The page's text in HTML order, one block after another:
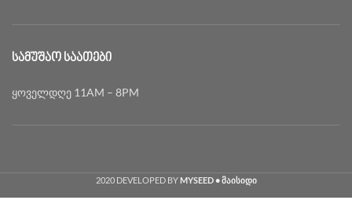
ᲡᲐᲛᲣᲨᲐᲝ ᲡᲐᲐᲗᲔᲑᲘ
ყოველდღე 11AM – 8PM
2020 DEVELOPED BYMYSEED • მაისიდი